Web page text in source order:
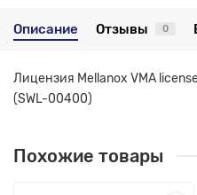
Описание Отзывы 0
Лицензия Mellanox VMA
(SWL-00400)
Похожие товары